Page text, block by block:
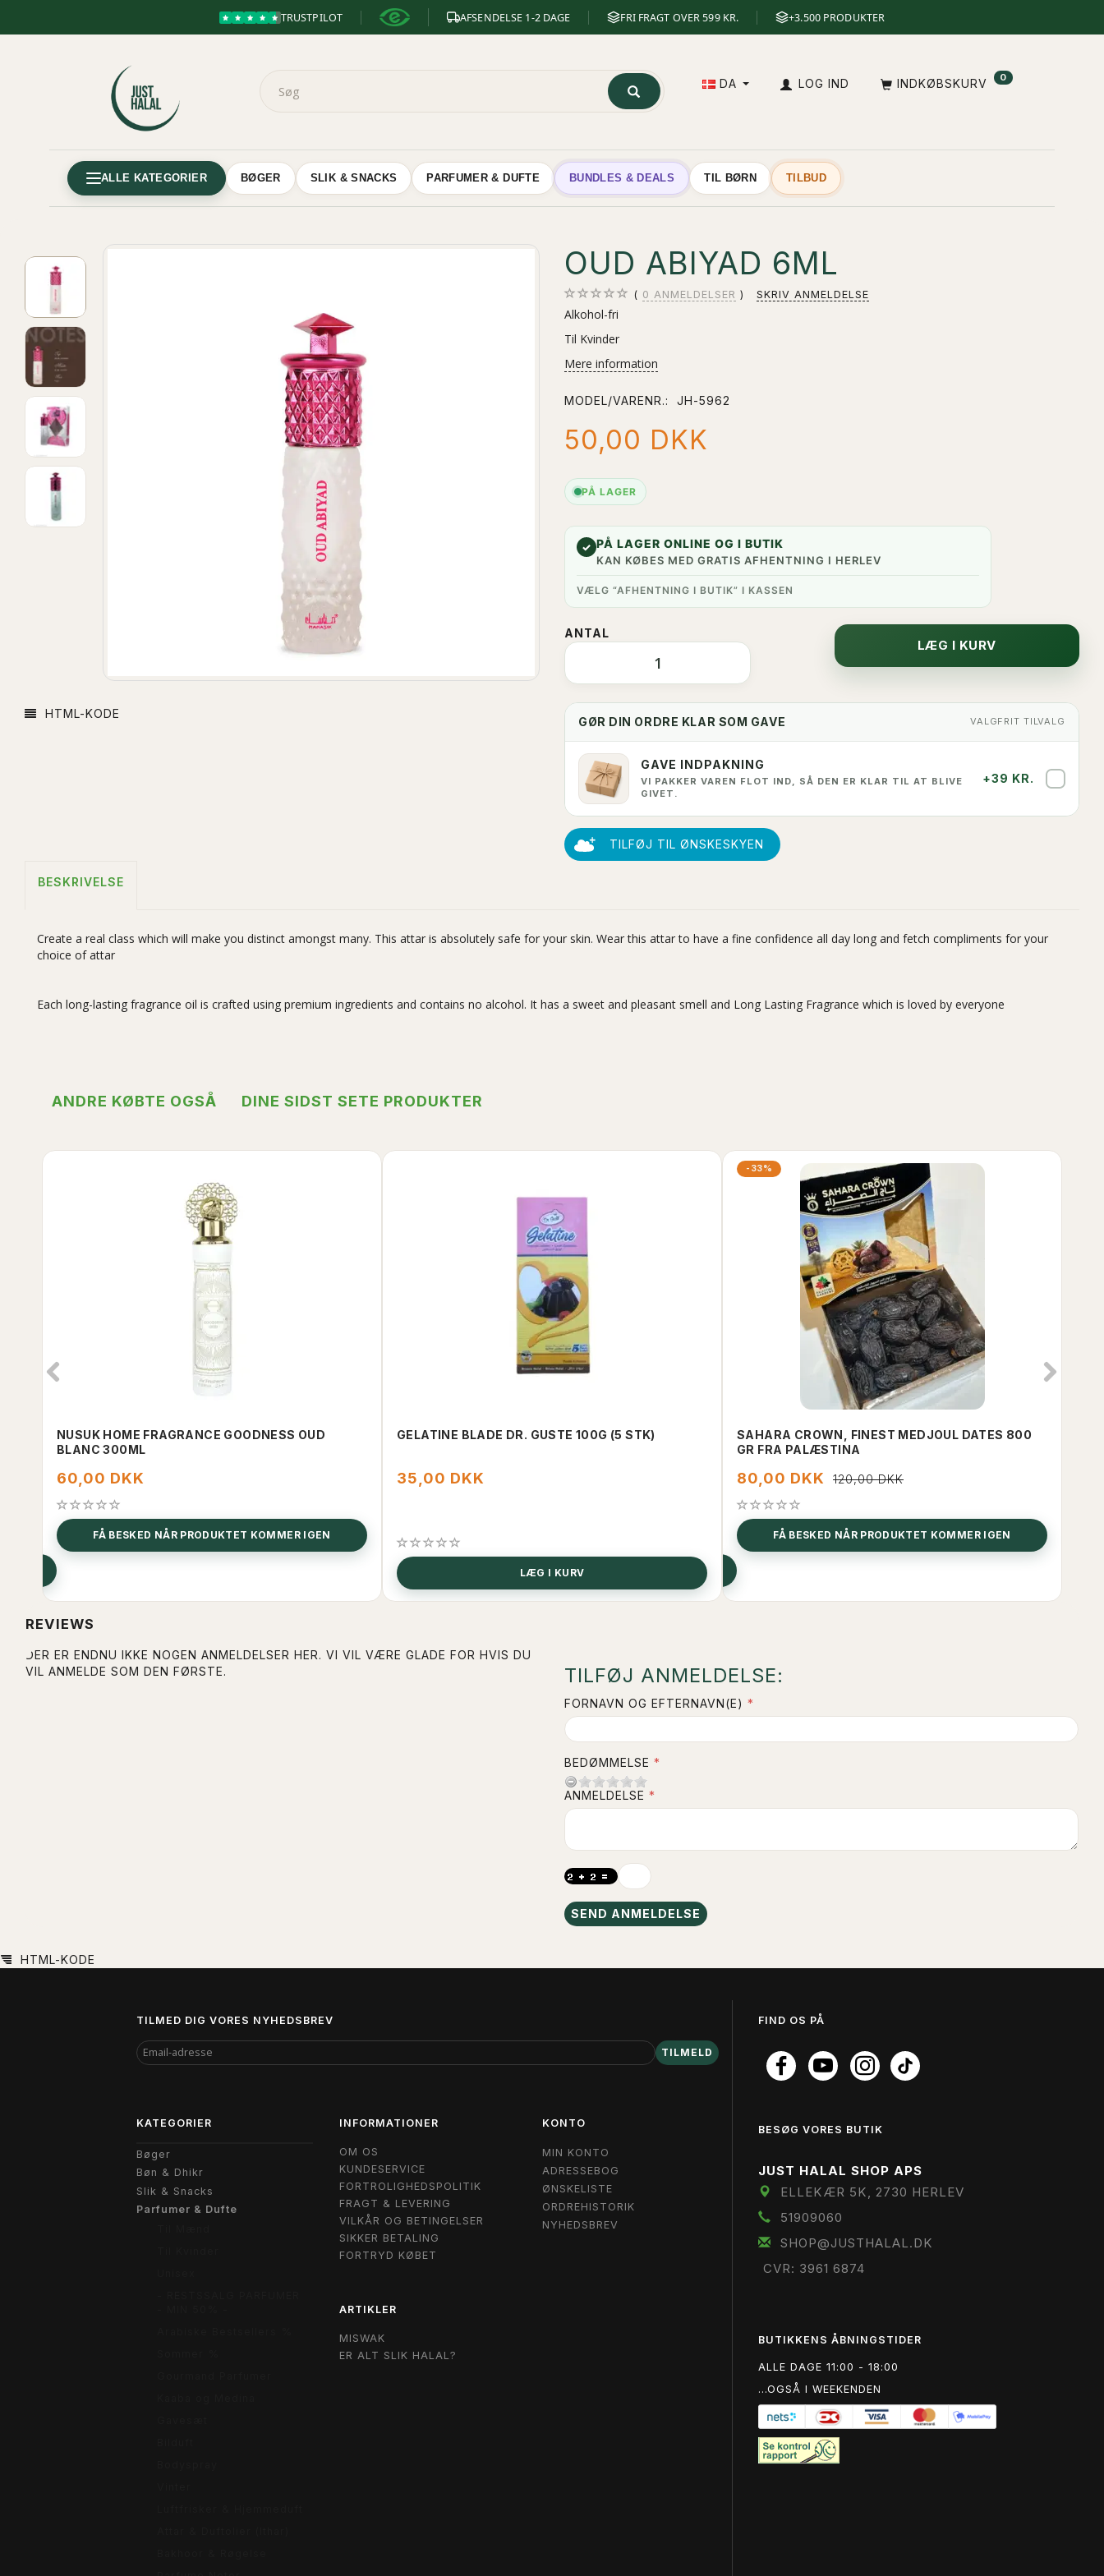
TRUSTPILOT AFSENDELSE 1-2 DAGE FRI FRAGT OVER 599 KR. +3.500 PRODUKTER
DA LOG IND INDKØBSKURV 0
ALLE KATEGORIER BØGER SLIK & SNACKS PARFUMER & DUFTE BUNDLES & DEALS TIL BØRN TILBUD
HTML-KODE
OUD ABIYAD 6ML
0 ANMELDELSER SKRIV ANMELDELSE
Alkohol-fri
Til Kvinder
Mere information
MODEL/VARENR.: JH-5962
50,00 DKK
PÅ LAGER
✓ PÅ LAGER ONLINE OG I BUTIK
KAN KØBES MED GRATIS AFHENTNING I HERLEV
VÆLG “AFHENTNING I BUTIK” I KASSEN
ANTAL
LÆG I KURV
GØR DIN ORDRE KLAR SOM GAVE VALGFRIT TILVALG
GAVE INDPAKNING
VI PAKKER VAREN FLOT IND, SÅ DEN ER KLAR TIL AT BLIVE
GIVET.
+39 KR.
TILFØJ TIL ØNSKESKYEN
BESKRIVELSE
Create a real class which will make you distinct amongst many. This attar is absolutely safe for your skin. Wear this attar to have a fine confidence all day long and fetch compliments for your
choice of attar
Each long-lasting fragrance oil is crafted using premium ingredients and contains no alcohol. It has a sweet and pleasant smell and Long Lasting Fragrance which is loved by everyone
ANDRE KØBTE OGSÅ DINE SIDST SETE PRODUKTER
NUSUK HOME FRAGRANCE GOODNESS OUD
BLANC 300ML
60,00 DKK
FÅ BESKED NÅR PRODUKTET KOMMER IGEN
GELATINE BLADE DR. GUSTE 100G (5 STK)
35,00 DKK
LÆG I KURV
-33%
SAHARA CROWN, FINEST MEDJOUL DATES 800
GR FRA PALÆSTINA
80,00 DKK 120,00 DKK
FÅ BESKED NÅR PRODUKTET KOMMER IGEN
SE PRODUKTET
REVIEWS
DER ER ENDNU IKKE NOGEN ANMELDELSER HER. VI VIL VÆRE GLADE FOR HVIS DU
VIL ANMELDE SOM DEN FØRSTE.
TILFØJ ANMELDELSE:
FORNAVN OG EFTERNAVN(E)
BEDØMMELSE
ANMELDELSE
SEND ANMELDELSE
HTML-KODE
TILMED DIG VORES NYHEDSBREV
EMAIL-
ADRESSE
TILMELD
KATEGORIER
Bøger
Bøn & Dhikr
Slik & Snacks
Parfumer & Dufte
INFORMATIONER
OM OS
KUNDESERVICE
FORTROLIGHEDSPOLITIK
FRAGT & LEVERING
VILKÅR OG BETINGELSER
SIKKER BETALING
FORTRYD KØBET
ARTIKLER
MISWAK
ER ALT SLIK HALAL?
KONTO
MIN KONTO
ADRESSEBOG
ØNSKELISTE
ORDREHISTORIK
NYHEDSBREV
FIND OS PÅ
BESØG VORES BUTIK
JUST HALAL SHOP APS
ELLEKÆR 5K, 2730 HERLEV
51909060
SHOP@JUSTHALAL.DK
CVR: 3961 6874
BUTIKKENS ÅBNINGSTIDER
ALLE DAGE 11:00 - 18:00
...OGSÅ I WEEKENDEN